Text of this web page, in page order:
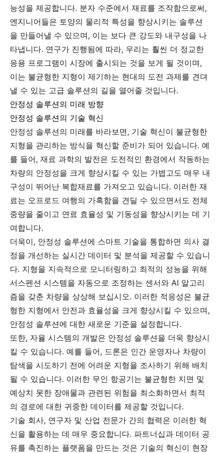
능성을 제공합니다. 분자 수준에서 재료를 조작함으로써,
엔지니어들은 토양의 물리적 특성을 향상시키는 솔루션
을 만들어낼 수 있으며, 이는 보다 큰 강도와 내구성을 나
타냅니다. 연구가 진행됨에 따라, 우리는 훨씬 더 정교한
응용 프로그램이 시장에 출시되는 것을 보게 될 것이며,
이는 불균형한 지형이 제기하는 현대의 도전 과제를 견뎌
낼 수 있는 고급 솔루션의 길을 열어줄 것입니다.
안정성 솔루션의 미래 방향
안정성 솔루션의 기술 혁신
안정성 솔루션의 미래를 바라보면, 기술 혁신이 불균형한
지형을 관리하는 방식을 혁신할 준비가 되어 있습니다. 예
를 들어, 재료 과학의 발전은 도전적인 환경에서 작동하는
차량의 안정성을 크게 향상시킬 수 있는 가볍고도 매우 내
구성이 뛰어난 복합재료를 가져오고 있습니다. 이러한 재
료는 오프로드 여행의 가혹함을 견딜 수 있으면서도 전체
중량을 줄이고 연료 효율성 및 기동성을 향상시키는 데 기
여합니다.
더욱이, 안정성 솔루션에 스마트 기술을 통합하면 의사 결
정을 개선하는 실시간 데이터 및 분석을 제공할 수 있습니
다. 지형을 지속적으로 모니터링하고 최적의 성능을 위해
서스펜션 시스템을 자동으로 조정하는 센서와 AI 알고리
즘을 갖춘 차량을 상상해 보십시오. 이러한 적응성은 불균
형한 지형에서 안전과 효율성을 크게 향상시킬 수 있으며,
안정성 솔루션에 대한 새로운 기준을 설정합니다.
또한, 자율 시스템의 개발은 안정성 솔루션을 더욱 향상시
킬 수 있습니다. 예를 들어, 드론은 인간 운영자나 차량이
탐색을 시도하기 전에 어려운 지형을 조사하기 위해 배치
될 수 있습니다. 이러한 무인 항공기는 불균형한 지면 및
예상치 못한 장애물과 관련된 위험을 최소화하면서 최적
의 경로에 대한 귀중한 데이터를 제공할 것입니다.
기술 회사, 연구자 및 산업 전문가 간의 협력은 이러한 혁
신을 활용하는 데 매우 중요합니다. 파트너십과 데이터 공
유를 촉진하는 플랫폼을 만드는 것은 기술의 혁신이 현장